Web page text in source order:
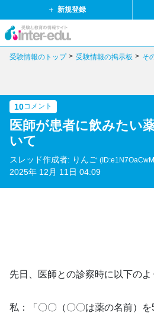
新規登録
受験情報のトップ 受験情報の掲示板 そ
10コメント
医師が患者に飲みたい
いて
スレッド作成者: りんご
2025年 12月 11日 04:09
先日、医師との診察時に以下のよ
私：「〇〇（〇〇は薬の名前）